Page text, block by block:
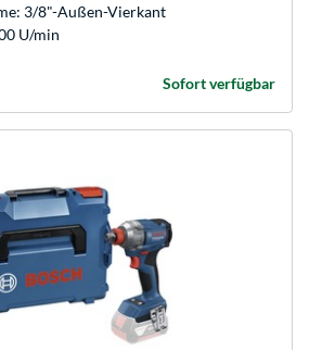
3/8"-Außen-Vierkant
U/min
Sofort verfügbar